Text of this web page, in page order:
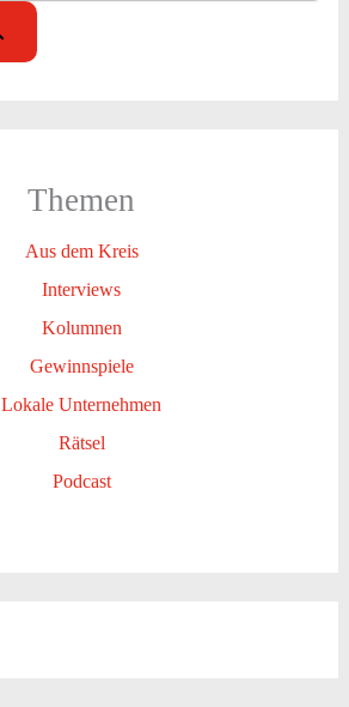
Themen
Aus dem Kreis
Interviews
Kolumnen
Gewinnspiele
Lokale Unternehmen
Rätsel
Podcast